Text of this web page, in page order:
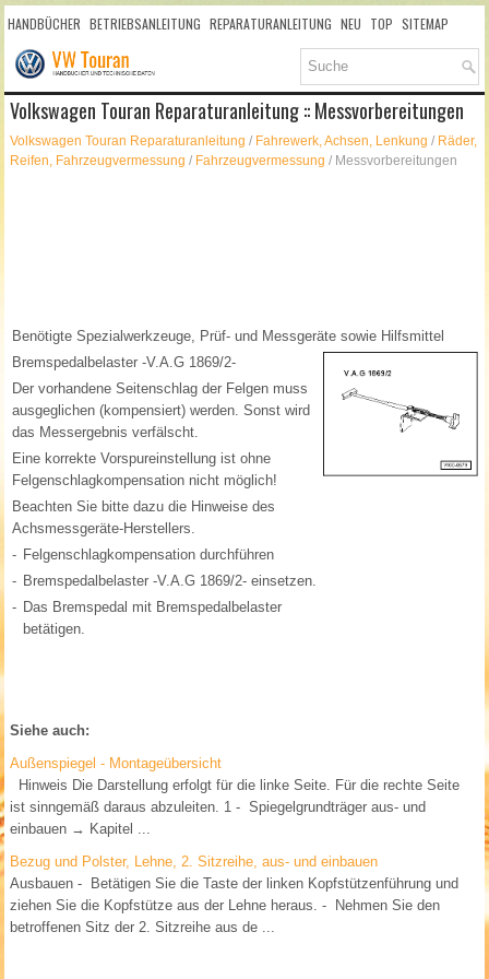
HANDBÜCHER BETRIEBSANLEITUNG REPARATURANLEITUNG NEU TOP SITEMAP
SUCHLAUF
Volkswagen Touran Reparaturanleitung :: Messvorbereitungen
Volkswagen Touran Reparaturanleitung / Fahrewerk, Achsen, Lenkung / Räder,
Reifen, Fahrzeugvermessung / Fahrzeugvermessung / Messvorbereitungen
Benötigte Spezialwerkzeuge, Prüf- und Messgeräte sowie Hilfsmittel
Bremspedalbelaster -V.A.G 1869/2-
Der vorhandene Seitenschlag der Felgen muss
ausgeglichen (kompensiert) werden. Sonst wird
das Messergebnis verfälscht.
Eine korrekte Vorspureinstellung ist ohne
Felgenschlagkompensation nicht möglich!
Beachten Sie bitte dazu die Hinweise des
Achsmessgeräte-Herstellers.
- Felgenschlagkompensation durchführen
- Bremspedalbelaster -V.A.G 1869/2- einsetzen.
- Das Bremspedal mit Bremspedalbelaster
betätigen.
Siehe auch:
Außenspiegel - Montageübersicht
Hinweis Die Darstellung erfolgt für die linke Seite. Für die rechte Seite
ist sinngemäß daraus abzuleiten. 1 - Spiegelgrundträger aus- und
einbauen → Kapitel ...
Bezug und Polster, Lehne, 2. Sitzreihe, aus- und einbauen
Ausbauen - Betätigen Sie die Taste der linken Kopfstützenführung und
ziehen Sie die Kopfstütze aus der Lehne heraus. - Nehmen Sie den
betroffenen Sitz der 2. Sitzreihe aus de ...